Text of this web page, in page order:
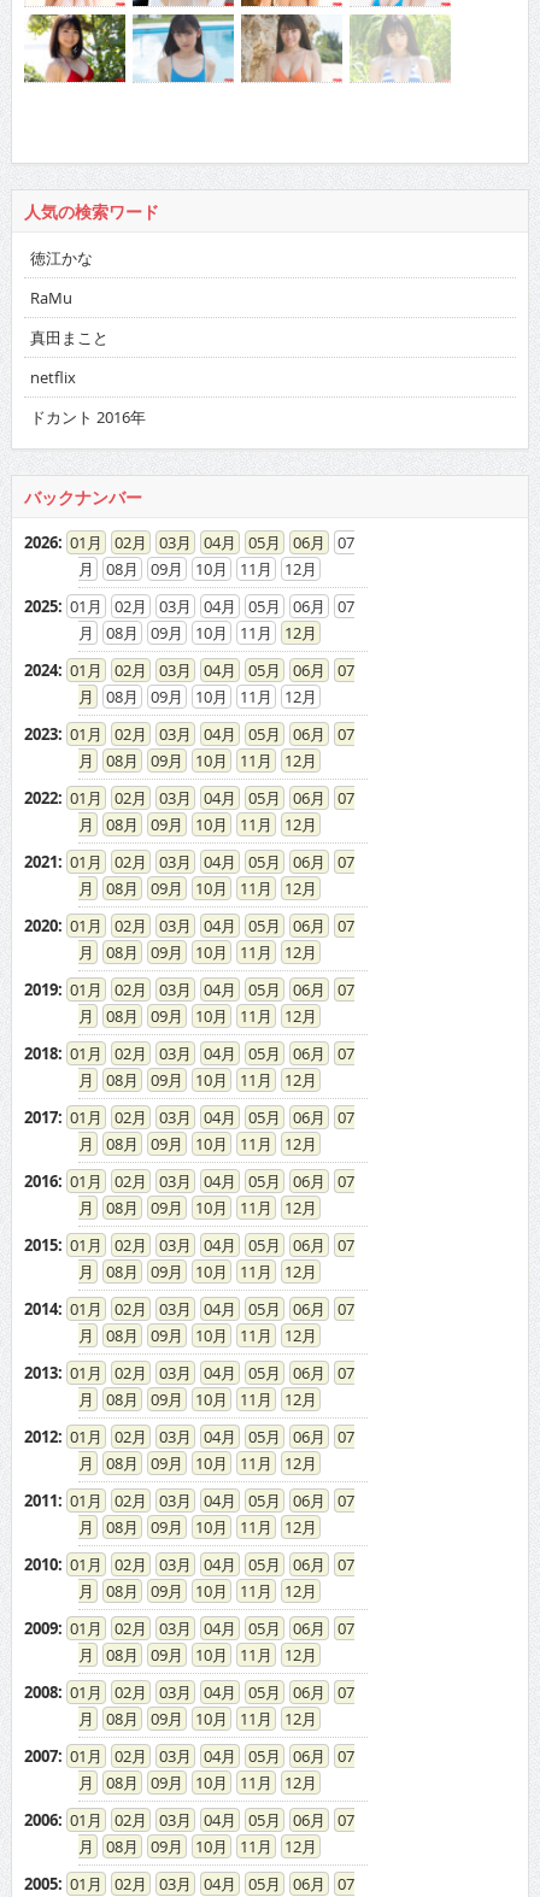
人気の検索ワード
徳江かな
RaMu
真田まこと
netflix
ドカント 2016年
バックナンバー
2026: 01 02 03 04 05 06
07
08
09 10 11
12
2025: 01 02 03 04 05 06
07
08
09 10 11
12
2024: 01 02 03 04 05 06
07
08
09 10 11
12
2023: 01 02 03 04 05 06
07
08
09 10 11
12
2022: 01 02 03 04 05 06
07
08
09 10 11
12
2021: 01 02 03 04 05 06
07
08
09 10 11
12
2020: 01 02 03 04 05 06
07
08
09 10 11
12
2019: 01 02 03 04 05 06
07
08
09 10 11
12
2018: 01 02 03 04 05 06
07
08
09 10 11
12
2017: 01 02 03 04 05 06
07
08
09 10 11
12
2016: 01 02 03 04 05 06
07
08
09 10 11
12
2015: 01 02 03 04 05 06
07
08
09 10 11
12
2014: 01 02 03 04 05 06
07
08
09 10 11
12
2013: 01 02 03 04 05 06
07
08
09 10 11
12
2012: 01 02 03 04 05 06
07
08
09 10 11
12
2011: 01 02 03 04 05 06
07
08
09 10 11
12
2010: 01 02 03 04 05 06
07
08
09 10 11
12
2009: 01 02 03 04 05 06
07
08
09 10 11
12
2008: 01 02 03 04 05 06
07
08
09 10 11
12
2007: 01 02 03 04 05 06
07
08
09 10 11
12
2006: 01 02 03 04 05 06
07
08
09 10 11
12
2005: 01 02 03 04 05 06
07